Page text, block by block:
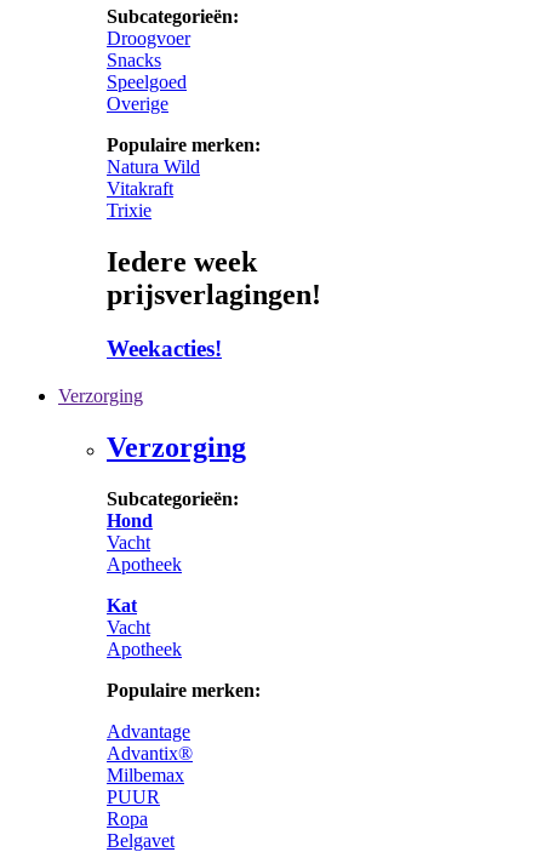
Subcategorieën:
Droogvoer
Snacks
Speelgoed
Overige
Populaire merken:
Natura Wild
Vitakraft
Trixie
Iedere week
prijsverlagingen!
Weekacties!
Verzorging
Verzorging
Subcategorieën:
Hond
Vacht
Apotheek
Kat
Vacht
Apotheek
Populaire merken:
Advantage
Advantix®
Milbemax
PUUR
Ropa
Belgavet